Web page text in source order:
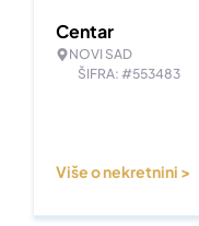
Centar
NOVI SAD
ŠIFRA: #553483
Više o nekretnini >